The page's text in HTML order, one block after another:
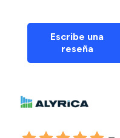
Escribe una
reseña